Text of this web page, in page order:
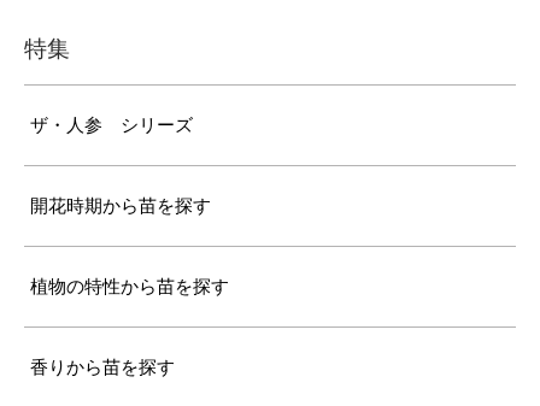
特集
ザ・人参 シリーズ
開花時期から苗を探す
植物の特性から苗を探す
香りから苗を探す